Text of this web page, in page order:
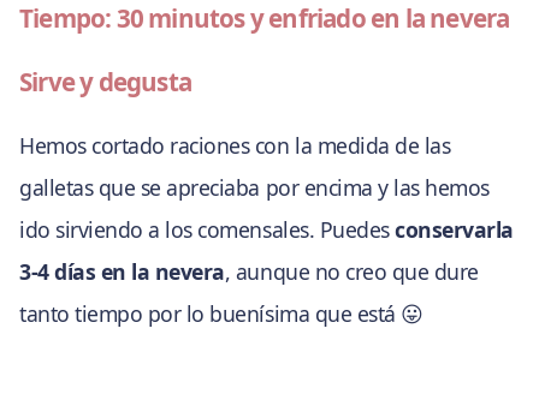
Tiempo: 30 minutos y enfriado en la nevera
Sirve y degusta
Hemos cortado raciones con la medida de las
galletas que se apreciaba por encima y las hemos
ido sirviendo a los comensales. Puedesconservarla
3-4 días en la nevera, aunque no creo que dure
tanto tiempo por lo buenísima que está 😛